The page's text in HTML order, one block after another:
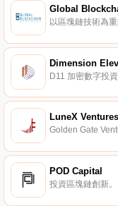
D11 加密數字投資
LuneX Ventures
POD Capital
投資區塊鏈創新。